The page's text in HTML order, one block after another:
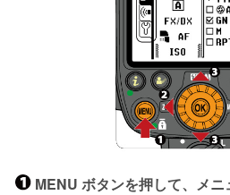
MENU ボタンを押して、メニ